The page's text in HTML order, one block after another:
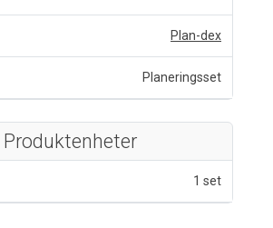
Plan-dex
Planeringsset
Produktenheter
1 set